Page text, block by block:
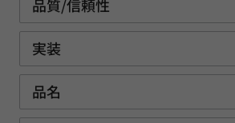
品質/信頼性
実装
品名